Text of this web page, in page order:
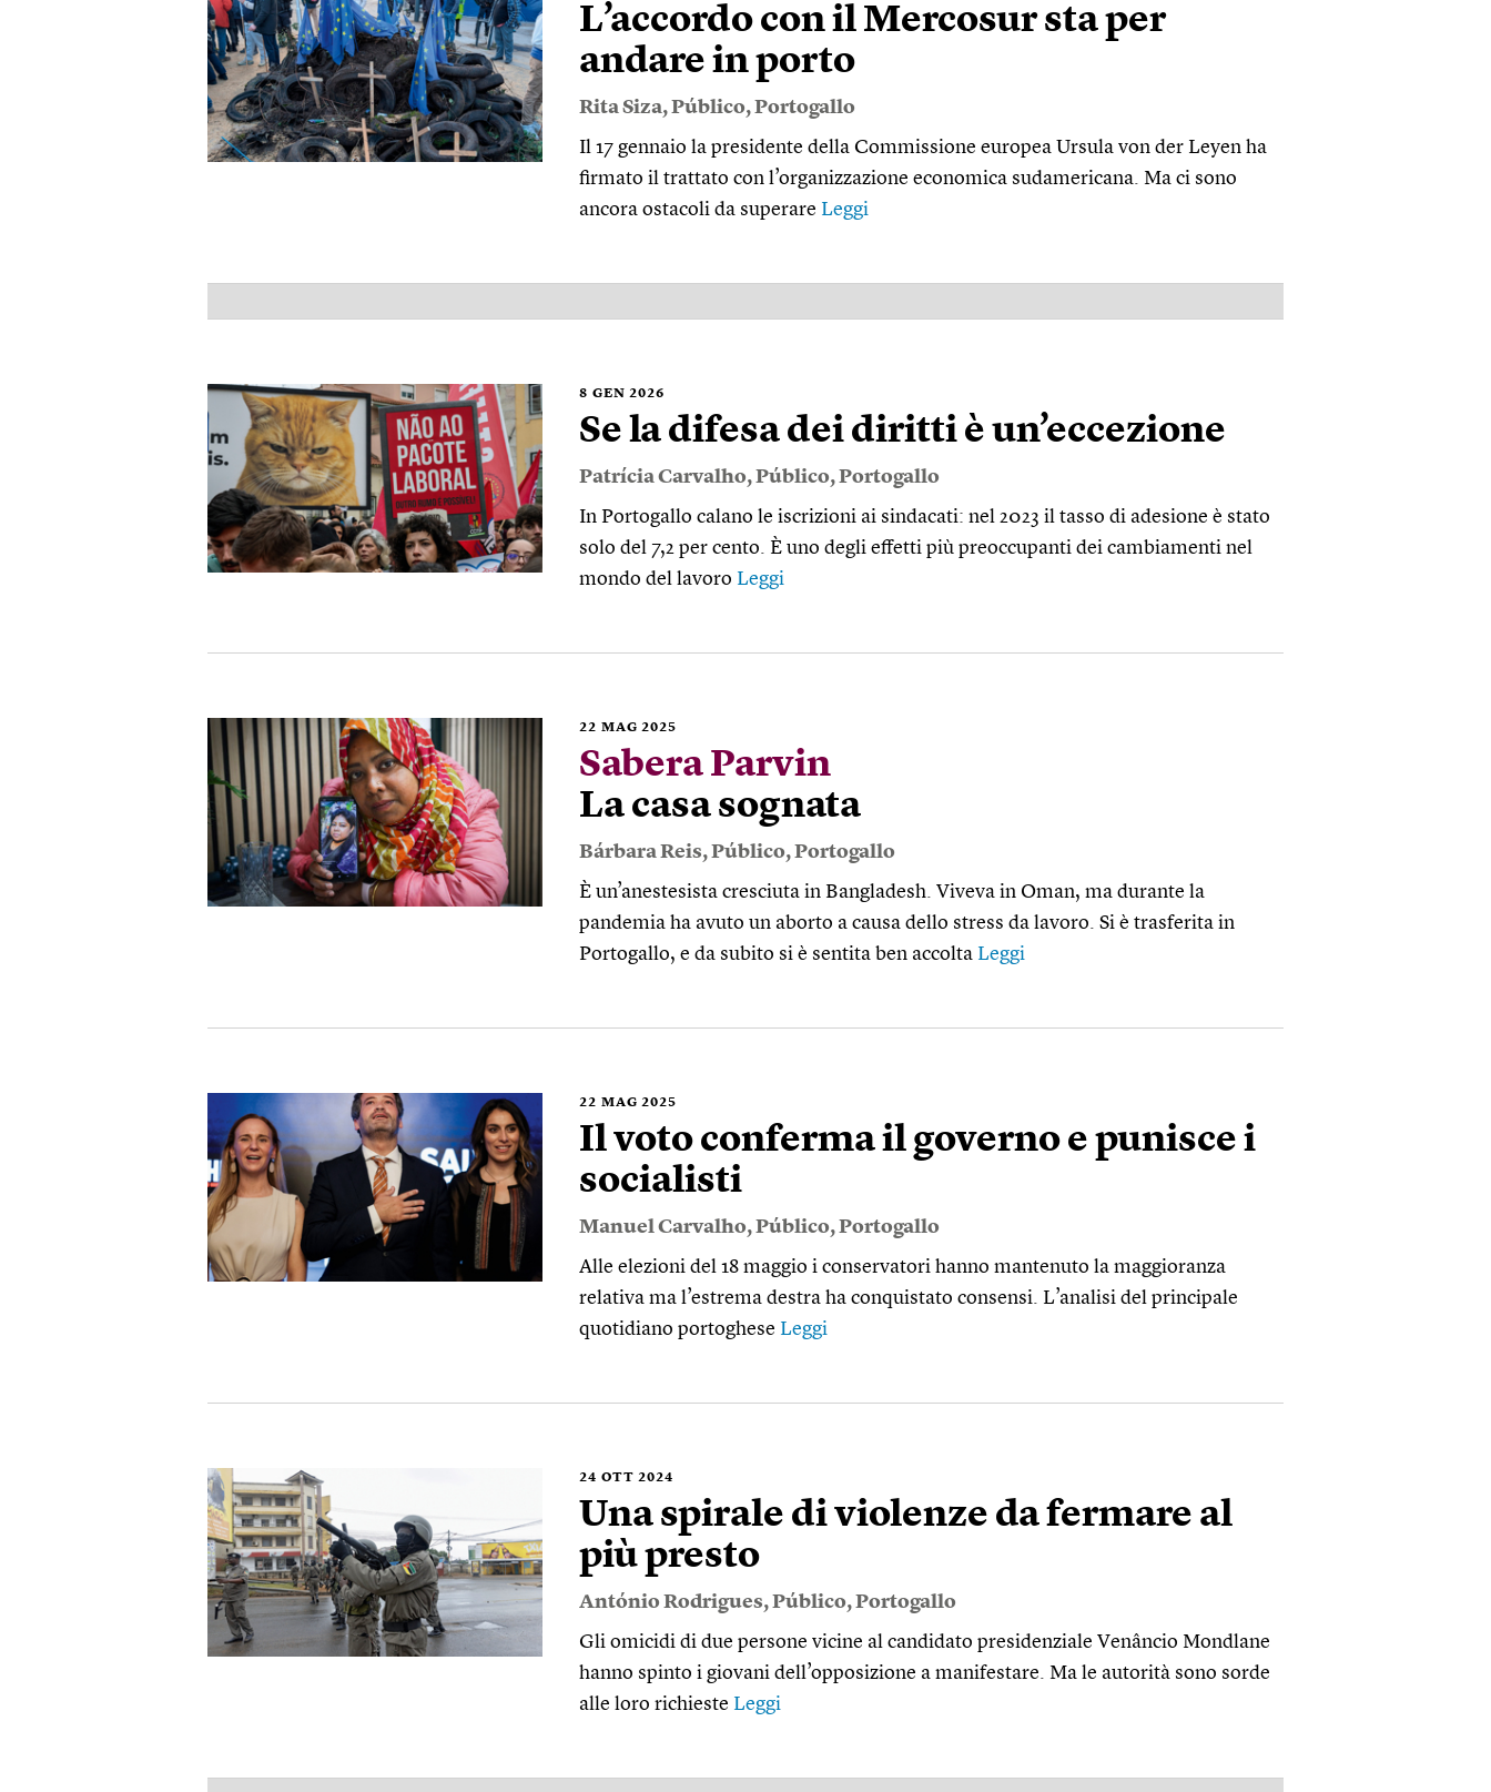
L’accordo con il Mercosur sta per
andare in porto
Rita Siza,Público,Portogallo
Il 17 gennaio la presidente della Commissione europea Ursula von der Leyen ha
firmato il trattato con l’organizzazione economica sudamericana. Ma ci sono
ancora ostacoli da superare Leggi
8 GEN 2026
Se la difesa dei diritti è un’eccezione
Patrícia Carvalho,Público,Portogallo
In Portogallo calano le iscrizioni ai sindacati: nel 2023 il tasso di adesione è stato
solo del 7,2 per cento. È uno degli effetti più preoccupanti dei cambiamenti nel
mondo del lavoro Leggi
22 MAG 2025
Sabera Parvin
La casa sognata
Bárbara Reis,Público,Portogallo
È un’anestesista cresciuta in Bangladesh. Viveva in Oman, ma durante la
pandemia ha avuto un aborto a causa dello stress da lavoro. Si è trasferita in
Portogallo, e da subito si è sentita ben accolta Leggi
22 MAG 2025
Il voto conferma il governo e punisce i
socialisti
Manuel Carvalho,Público,Portogallo
Alle elezioni del 18 maggio i conservatori hanno mantenuto la maggioranza
relativa ma l’estrema destra ha conquistato consensi. L’analisi del principale
quotidiano portoghese Leggi
24 OTT 2024
Una spirale di violenze da fermare al
più presto
António Rodrigues,Público,Portogallo
Gli omicidi di due persone vicine al candidato presidenziale Venâncio Mondlane
hanno spinto i giovani dell’opposizione a manifestare. Ma le autorità sono sorde
alle loro richieste Leggi